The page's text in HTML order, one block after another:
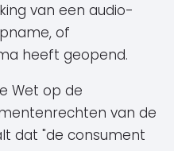
van een audio-
of
heeft geopend.
Wet op de
van de
dat "de consument